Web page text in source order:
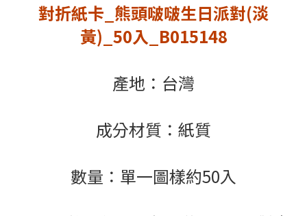
對折紙卡_熊頭啵啵生日派對(淡
黃)_50入_B015148
產地：台灣
成分材質：紙質
數量：單一圖樣約50入